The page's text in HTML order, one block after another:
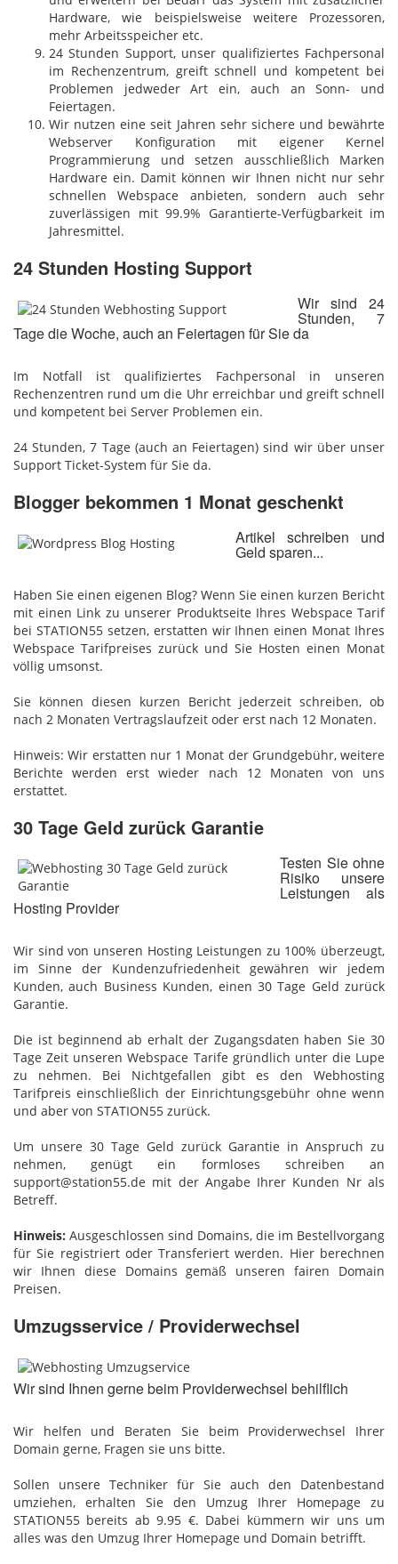
Hardware, wie beispielsweise weitere Prozessoren,
mehr Arbeitsspeicher etc.
24 Stunden Support, unser qualifiziertes Fachpersonal
im Rechenzentrum, greift schnell und kompetent bei
Problemen jedweder Art ein, auch an Sonn- und
Feiertagen.
Wir nutzen eine seit Jahren sehr sichere und bewährte
Webserver Konfiguration mit eigener Kernel
Programmierung und setzen ausschließlich Marken
Hardware ein. Damit können wir Ihnen nicht nur sehr
schnellen Webspace anbieten, sondern auch sehr
zuverlässigen mit 99.9% Garantierte-Verfügbarkeit im
Jahresmittel.
24 Stunden Hosting Support
Wir sind 24
Stunden, 7
Tage die Woche, auch an Feiertagen für Sie da
Im Notfall ist qualifiziertes Fachpersonal in unseren
Rechenzentren rund um die Uhr erreichbar und greift schnell
und kompetent bei Server Problemen ein.
24 Stunden, 7 Tage (auch an Feiertagen) sind wir über unser
Support Ticket-System für Sie da.
Blogger bekommen 1 Monat geschenkt
Artikel schreiben und
Geld sparen...
Haben Sie einen eigenen Blog? Wenn Sie einen kurzen Bericht
mit einen Link zu unserer Produktseite Ihres Webspace Tarif
bei STATION55 setzen, erstatten wir Ihnen einen Monat Ihres
Webspace Tarifpreises zurück und Sie Hosten einen Monat
völlig umsonst.
Sie können diesen kurzen Bericht jederzeit schreiben, ob
nach 2 Monaten Vertragslaufzeit oder erst nach 12 Monaten.
Hinweis: Wir erstatten nur 1 Monat der Grundgebühr, weitere
Berichte werden erst wieder nach 12 Monaten von uns
erstattet.
30 Tage Geld zurück Garantie
Testen Sie ohne
Risiko unsere
Leistungen als
Hosting Provider
Wir sind von unseren Hosting Leistungen zu 100% überzeugt,
im Sinne der Kundenzufriedenheit gewähren wir jedem
Kunden, auch Business Kunden, einen 30 Tage Geld zurück
Garantie.
Die ist beginnend ab erhalt der Zugangsdaten haben Sie 30
Tage Zeit unseren Webspace Tarife gründlich unter die Lupe
zu nehmen. Bei Nichtgefallen gibt es den Webhosting
Tarifpreis einschließlich der Einrichtungsgebühr ohne wenn
und aber von STATION55 zurück.
Um unsere 30 Tage Geld zurück Garantie in Anspruch zu
nehmen, genügt ein formloses schreiben an
support@station55.de mit der Angabe Ihrer Kunden Nr als
Betreff.
Hinweis: Ausgeschlossen sind Domains, die im Bestellvorgang
für Sie registriert oder Transferiert werden. Hier berechnen
wir Ihnen diese Domains gemäß unseren fairen Domain
Preisen.
Umzugsservice / Providerwechsel
Wir sind Ihnen gerne beim Providerwechsel behilflich
Wir helfen und Beraten Sie beim Providerwechsel Ihrer
Domain gerne, Fragen sie uns bitte.
Sollen unsere Techniker für Sie auch den Datenbestand
umziehen, erhalten Sie den Umzug Ihrer Homepage zu
STATION55 bereits ab 9.95 €. Dabei kümmern wir uns um
alles was den Umzug Ihrer Homepage und Domain betrifft.